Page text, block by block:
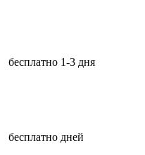
бесплатно 1-3 дня
бесплатно дней